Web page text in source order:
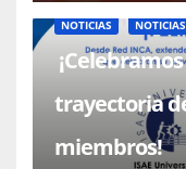
NOTICIAS
trayectoria
miembros!